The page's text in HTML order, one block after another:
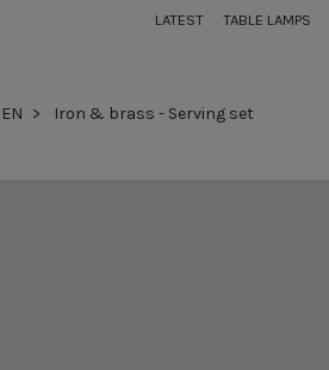
LATEST TABLE LAMPS
Iron & brass - Serving set